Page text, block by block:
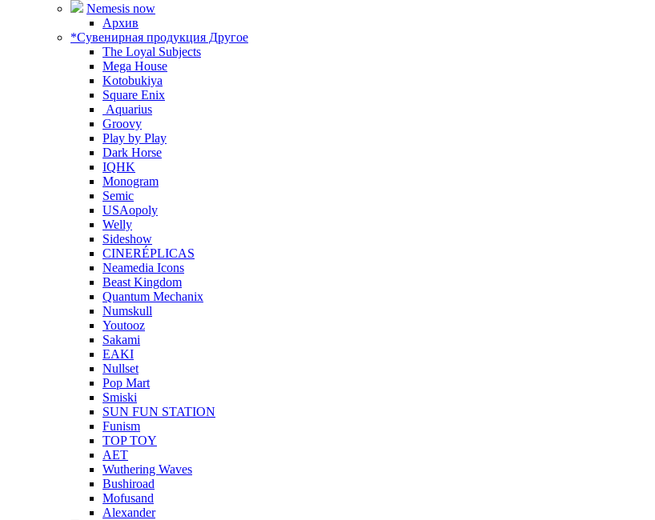
Nemesis now
Архив
*Сувенирная продукция Другое
The Loyal Subjects
Mega House
Kotobukiya
Square Enix
Aquarius
Groovy
Play by Play
Dark Horse
IQHK
Monogram
Semic
USAopoly
Welly
Sideshow
CINERÉPLICAS
Neamedia Icons
Beast Kingdom
Quantum Mechanix
Numskull
Youtooz
Sakami
EAKI
Nullset
Pop Mart
Smiski
SUN FUN STATION
Funism
TOP TOY
AET
Wuthering Waves
Bushiroad
Mofusand
Alexander